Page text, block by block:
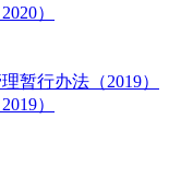
）
暂行办法（2019）
）